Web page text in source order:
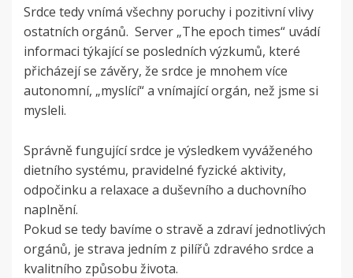
Srdce tedy vnímá všechny poruchy i pozitivní vlivy
ostatních orgánů. Server „The epoch times“ uvádí
informaci týkající se posledních výzkumů, které
přicházejí se závěry, že srdce je mnohem více
autonomní, „myslící“ a vnímající orgán, než jsme si
mysleli.
Správně fungující srdce je výsledkem vyváženého
dietního systému, pravidelné fyzické aktivity,
odpočinku a relaxace a duševního a duchovního
naplnění.
Pokud se tedy bavíme o stravě a zdraví jednotlivých
orgánů, je strava jedním z pilířů zdravého srdce a
kvalitního způsobu života.